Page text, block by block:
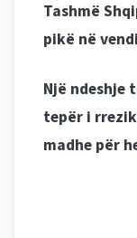
Tashmë
pikë në
Një ndeshje
tepër i
madhe për